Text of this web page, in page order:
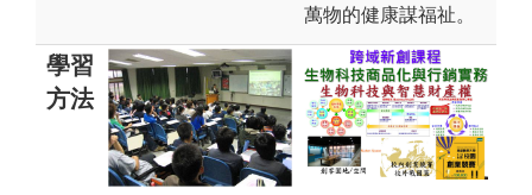
萬物的健康謀福祉。
學習
方法